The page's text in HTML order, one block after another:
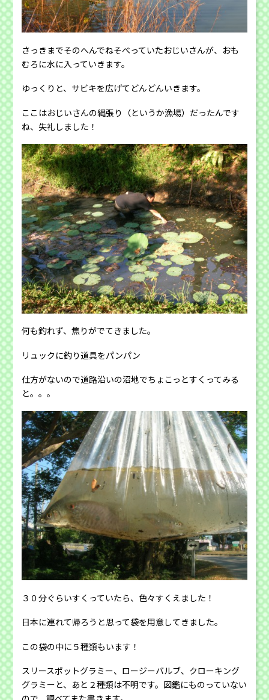
さっきまでそのへんでねそべっていたおじいさんが、おも
むろに水に入っていきます。
ゆっくりと、サビキを広げてどんどんいきます。
ここはおじいさんの縄張り（というか漁場）だったんです
ね、失礼しました！
何も釣れず、焦りがでてきました。
リュックに釣り道具をパンパン
仕方がないので道路沿いの沼地でちょこっとすくってみる
と。。。
３０分ぐらいすくっていたら、色々すくえました！
日本に連れて帰ろうと思って袋を用意してきました。
この袋の中に５種類もいます！
スリースポットグラミー、ロージーバルブ、クローキング
グラミーと、あと２種類は不明です。図鑑にものっていない